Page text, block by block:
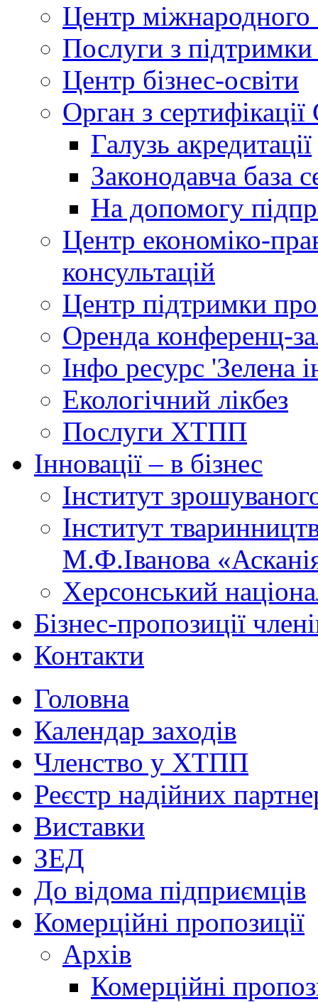
Центр міжнародного
Послуги з підтримки
Центр бізнес-освіти
Орган з
Галузь акредитації
Законодавча база
На допомогу
Центр економіко-
консультацій
Центр підтримки
Оренда конференц-
Інфо ресурс 'Зелена
Екологічний лікбез
Послуги ХТПП
Інновації – в бізнес
Інститут
Інститут
М.Ф.Іванова
Херсонський
Бізнес-пропозиції
Контакти
Головна
Календар заходів
Членство у ХТПП
Реєстр надійних
Виставки
ЗЕД
До відома підприємців
Комерційні пропозиції
Архів
Комерційні